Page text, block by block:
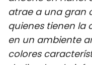
atrae a una gran
quienes tienen la
en un ambiente
colores